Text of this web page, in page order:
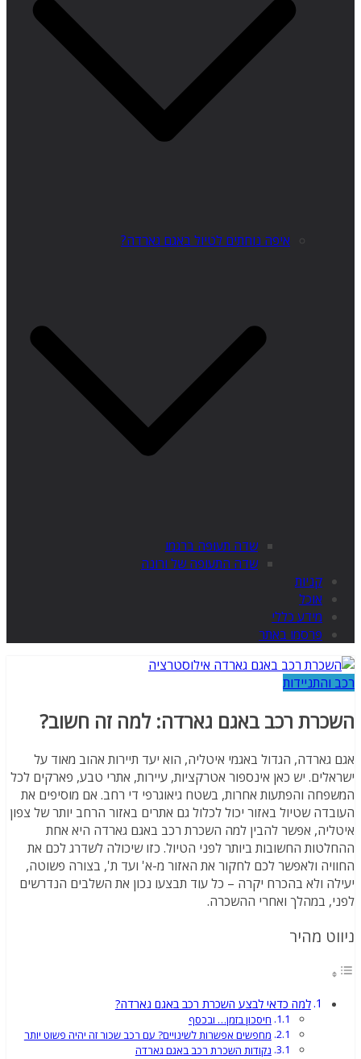
איפה נוחתים לטיול באגם גארדה?
שדה תעופה ברגמו
שדה התעופה של ורונה
קניות
אוכל
מידע כללי
פרסמו באתר
רכב והתניידות
השכרת רכב באגם גארדה: למה זה חשוב?
אגם גארדה, הגדול באגמי איטליה, הוא יעד תיירות אהוב מאוד על
ישראלים. יש כאן אינספור אטרקציות, עיירות, אתרי טבע, פארקים לכל
המשפחה והפתעות אחרות, בשטח גיאוגרפי די רחב. אם מוסיפים את
העובדה שטיול באזור יכול לכלול גם אתרים באזור הרחב יותר של צפון
איטליה, אפשר להבין למה השכרת רכב באגם גארדה היא אחת
ההחלטות החשובות ביותר לפני הטיול. כזו שיכולה לשדרג לכם את
החוויה ולאפשר לכם לחקור את האזור מ-א' ועד ת', בצורה פשוטה,
יעילה ולא בהכרח יקרה – כל עוד תבצעו נכון את השלבים הנדרשים
לפני, במהלך ואחרי ההשכרה.
ניווט מהיר
למה כדאי לבצע השכרת רכב באגם גארדה?
חיסכון בזמן… ובכסף
מחפשים אפשרות לשינויים? עם רכב שכור זה יהיה פשוט יותר
נקודות השכרת רכב באגם גארדה